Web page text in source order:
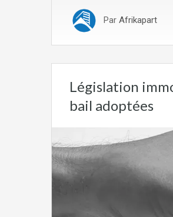
Par Afrikapart
Législation
bail adoptées